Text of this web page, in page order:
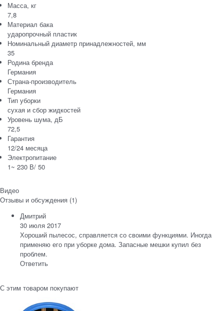
Масса, кг
7,8
Материал бака
ударопрочный пластик
Номинальный диаметр принадлежностей, мм
35
Родина бренда
Германия
Страна-производитель
Германия
Тип уборки
сухая и сбор жидкостей
Уровень шума, дБ
72,5
Гарантия
12/24 месяца
Электропитание
1~ 230 В/ 50
Видео
Отзывы и обсуждения (1)
Дмитрий
30 июля 2017
Хороший пылесос, справляется со своими функциями. Иногда
применяю его при уборке дома. Запасные мешки купил без
проблем.
Ответить
С этим товаром покупают